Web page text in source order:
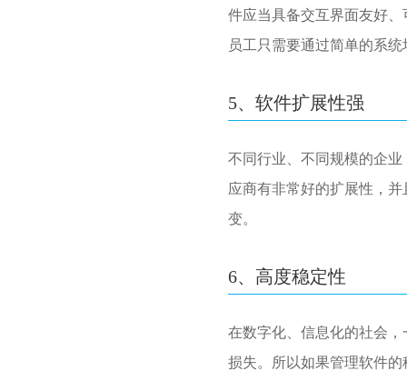
件应当具备交互界面友好
员工只需要通过简单的系
5、软件扩展性强
不同行业、不同规模的企
应商有非常好的扩展性，
变。
6、高度稳定性
在数字化、信息化的社会
损失。所以如果管理软件